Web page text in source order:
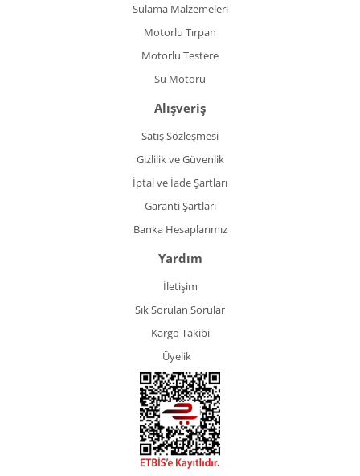
Sulama Malzemeleri
Motorlu Tırpan
Motorlu Testere
Su Motoru
Alışveriş
Satış Sözleşmesi
Gizlilik ve Güvenlik
İptal ve İade Şartları
Garanti Şartları
Banka Hesaplarımız
Yardım
İletişim
Sık Sorulan Sorular
Kargo Takibi
Üyelik